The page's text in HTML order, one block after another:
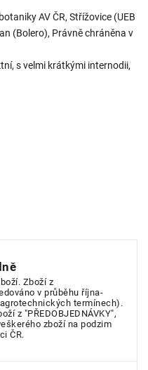
AV ČR, Střížovice (UEB
(Bolero), Právně chráněna v
s velmi krátkými internodii,
Zboží z
v průběhu října-
termínech).
z "PŘEDOBJEDNÁVKY",
zboží na podzim
ČR.